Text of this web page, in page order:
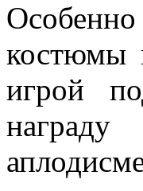
костюмы
игрой